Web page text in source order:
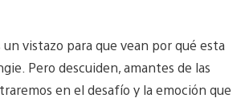
vistazo para que vean por qué esta
Pero descuiden, amantes de las
en el desafío y la emoción que